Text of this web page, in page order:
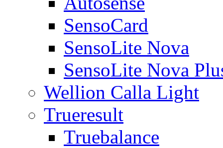
SensoCard
SensoLite Nova
SensoLite Nova
Wellion Calla Light
Trueresult
Truebalance